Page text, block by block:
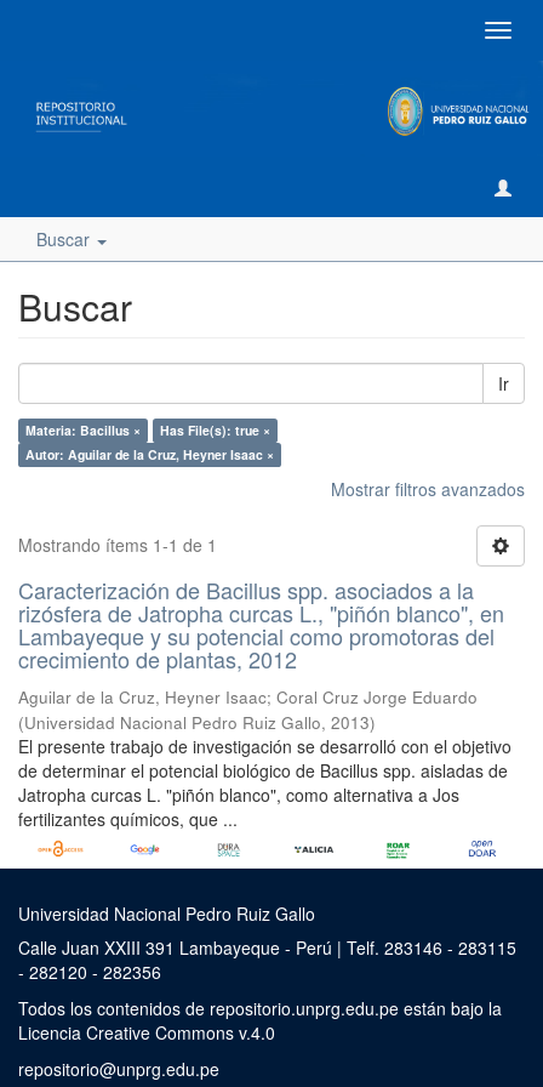
Buscar
Buscar
Ir
Materia: Bacillus ×
Has File(s): true ×
Autor: Aguilar de la Cruz, Heyner Isaac ×
Mostrar filtros avanzados
Mostrando ítems 1-1 de 1
Caracterización de Bacillus spp. asociados a la
rizósfera de Jatropha curcas L., "piñón blanco", en
Lambayeque y su potencial como promotoras del
crecimiento de plantas, 2012
Aguilar de la Cruz, Heyner Isaac; Coral Cruz Jorge Eduardo
(Universidad Nacional Pedro Ruiz Gallo, 2013)
El presente trabajo de investigación se desarrolló con el objetivo
de determinar el potencial biológico de Bacillus spp. aisladas de
Jatropha curcas L. "piñón blanco", como alternativa a Jos
fertilizantes químicos, que ...
Universidad Nacional Pedro Ruiz Gallo
Calle Juan XXIII 391 Lambayeque - Perú | Telf. 283146 - 283115
- 282120 - 282356
Todos los contenidos de repositorio.unprg.edu.pe están bajo la
Licencia Creative Commons v.4.0
repositorio@unprg.edu.pe